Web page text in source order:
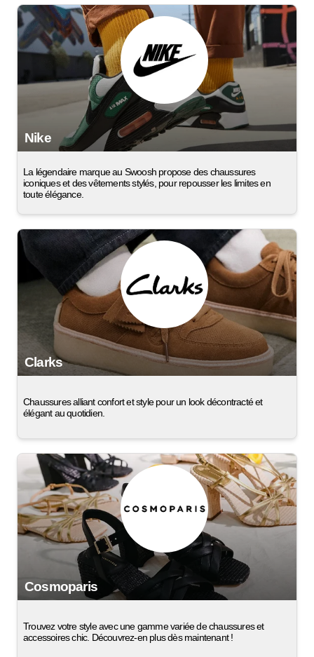
Nike
La légendaire marque au Swoosh propose des chaussures
iconiques et des vêtements stylés, pour repousser les limites en
toute élégance.
Clarks
Chaussures alliant confort et style pour un look décontracté et
élégant au quotidien.
Cosmoparis
Trouvez votre style avec une gamme variée de chaussures et
accessoires chic. Découvrez-en plus dès maintenant !